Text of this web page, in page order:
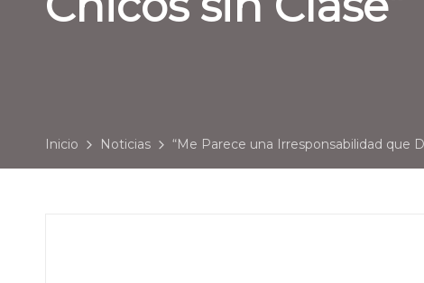
Inicio Noticias “Me Parece una Irresponsabilidad que